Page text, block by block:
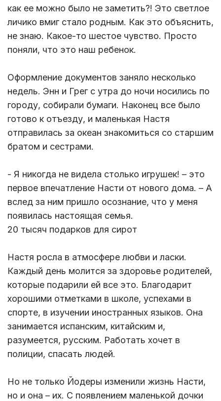
как ее можно было не заметить?! Это светлое
личико вмиг стало родным. Как это объяснить,
не знаю. Какое-то шестое чувство. Просто
поняли, что это наш ребенок.
Оформление документов заняло несколько
недель. Энн и Грег с утра до ночи носились по
городу, собирали бумаги. Наконец все было
готово к отъезду, и маленькая Настя
отправилась за океан знакомиться со старшим
братом и сестрами.
- Я никогда не видела столько игрушек! – это
первое впечатление Насти от нового дома. – А
вслед за ним пришло осознание, что у меня
появилась настоящая семья.
20 тысяч подарков для сирот
Настя росла в атмосфере любви и ласки.
Каждый день молится за здоровье родителей,
которые подарили ей все это. Благодарит
хорошими отметками в школе, успехами в
спорте, в изучении иностранных языков. Она
занимается испанским, китайским и,
разумеется, русским. Работать хочет в
полиции, спасать людей.
Но не только Йодеры изменили жизнь Насти,
но и она – их. С появлением маленькой дочки